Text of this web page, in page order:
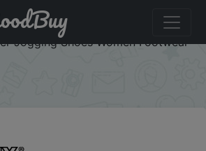
BSUA05 ONEMIX White Road
Air Cushion Outdoor Sport Shoes
Jogging Shoes Women Footwear